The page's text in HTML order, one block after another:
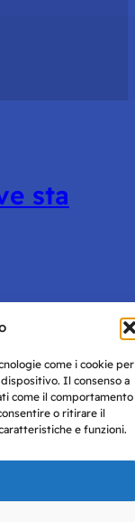
come i cookie per
Il consenso a
come il comportamento
o ritirare il
e funzioni.
sta
forniti